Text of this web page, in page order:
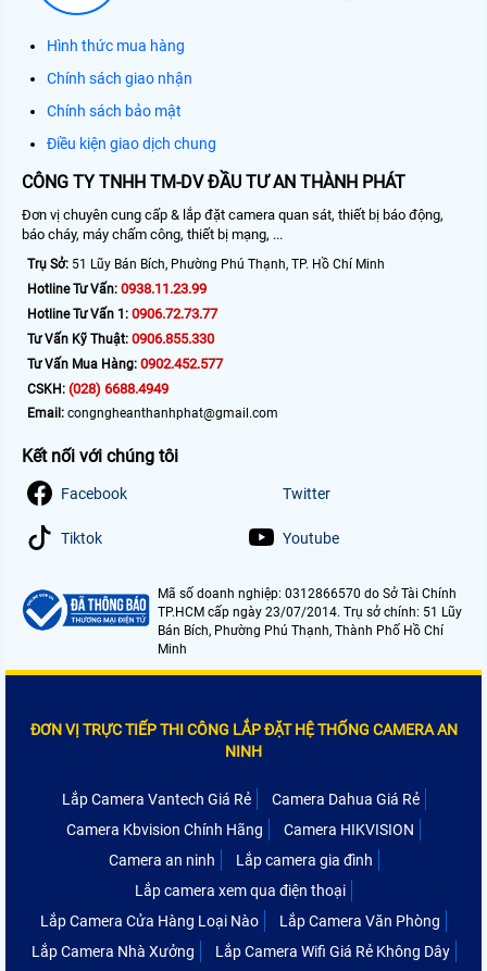
Hình thức mua hàng
Chính sách giao nhận
Chính sách bảo mật
Điều kiện giao dịch chung
CÔNG TY TNHH TM-DV ĐẦU TƯ AN THÀNH PHÁT
Đơn vị chuyên cung cấp & lắp đặt camera quan sát, thiết bị báo động,
báo cháy, máy chấm công, thiết bị mạng, ...
Trụ Sở: 51 Lũy Bán Bích, Phường Phú Thạnh, TP. Hồ Chí Minh
Hotline Tư Vấn: 0938.11.23.99
Hotline Tư Vấn 1: 0906.72.73.77
Tư Vấn Kỹ Thuật: 0906.855.330
Tư Vấn Mua Hàng: 0902.452.577
CSKH: (028) 6688.4949
Email: congngheanthanhphat@gmail.com
Kết nối với chúng tôi
Facebook Twitter
Tiktok Youtube
Mã số doanh nghiệp: 0312866570 do Sở Tài Chính
TP.HCM cấp ngày 23/07/2014. Trụ sở chính: 51 Lũy
Bán Bích, Phường Phú Thạnh, Thành Phố Hồ Chí
Minh
ĐƠN VỊ TRỰC TIẾP THI CÔNG LẮP ĐẶT HỆ THỐNG CAMERA AN
NINH
Lắp Camera Vantech Giá Rẻ
Camera Dahua Giá Rẻ
Camera Kbvision Chính Hãng
Camera HIKVISION
Camera an ninh
Lắp camera gia đình
Lắp camera xem qua điện thoại
Lắp Camera Cửa Hàng Loại Nào
Lắp Camera Văn Phòng
Lắp Camera Nhà Xưởng
Lắp Camera Wifi Giá Rẻ Không Dây